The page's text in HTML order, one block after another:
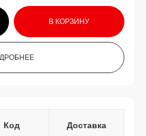
В КОРЗИНУ
Код Доставка